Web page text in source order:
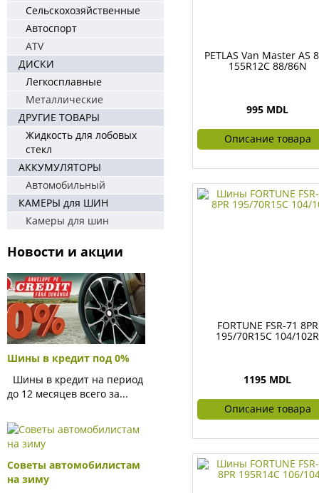
Сельскохозяйственные
Автоспорт
ATV
ДИСКИ
Легкосплавные
Металлические
ДРУГИЕ ТОВАРЫ
Жидкость для лобовых
стекл
АККУМУЛЯТОРЫ
Автомобильный
КАМЕРЫ для ШИН
Камеры для шин
Новости и акции
Шины в кредит под 0%
Шины в кредит на период
до 12 месяцев всего за...
Советы автомобилистам
на зиму
PETLAS Van Master AS
155R12C 88/86N
995 MDL
Описание товара
FORTUNE FSR-71 8PR
195/70R15C 104/102R
1195 MDL
Описание товара